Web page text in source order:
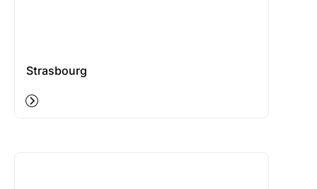
Strasbourg